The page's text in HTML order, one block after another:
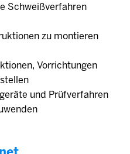
Schweißverfahren
zu montieren
Vorrichtungen
und Prüfverfahren